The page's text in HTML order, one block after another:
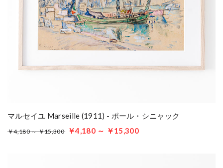
マルセイユ Marseille (1911) - ポール・シニャック
￥4,180 ～ ￥15,300 ￥4,180 ～ ￥15,300